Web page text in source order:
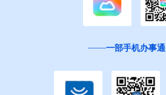
一部手机办事通